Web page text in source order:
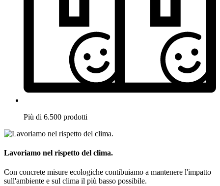
Più di 6.500 prodotti
Lavoriamo nel rispetto del clima.
Con concrete misure ecologiche contibuiamo a mantenere l'impatto
sull'ambiente e sul clima il più basso possibile.